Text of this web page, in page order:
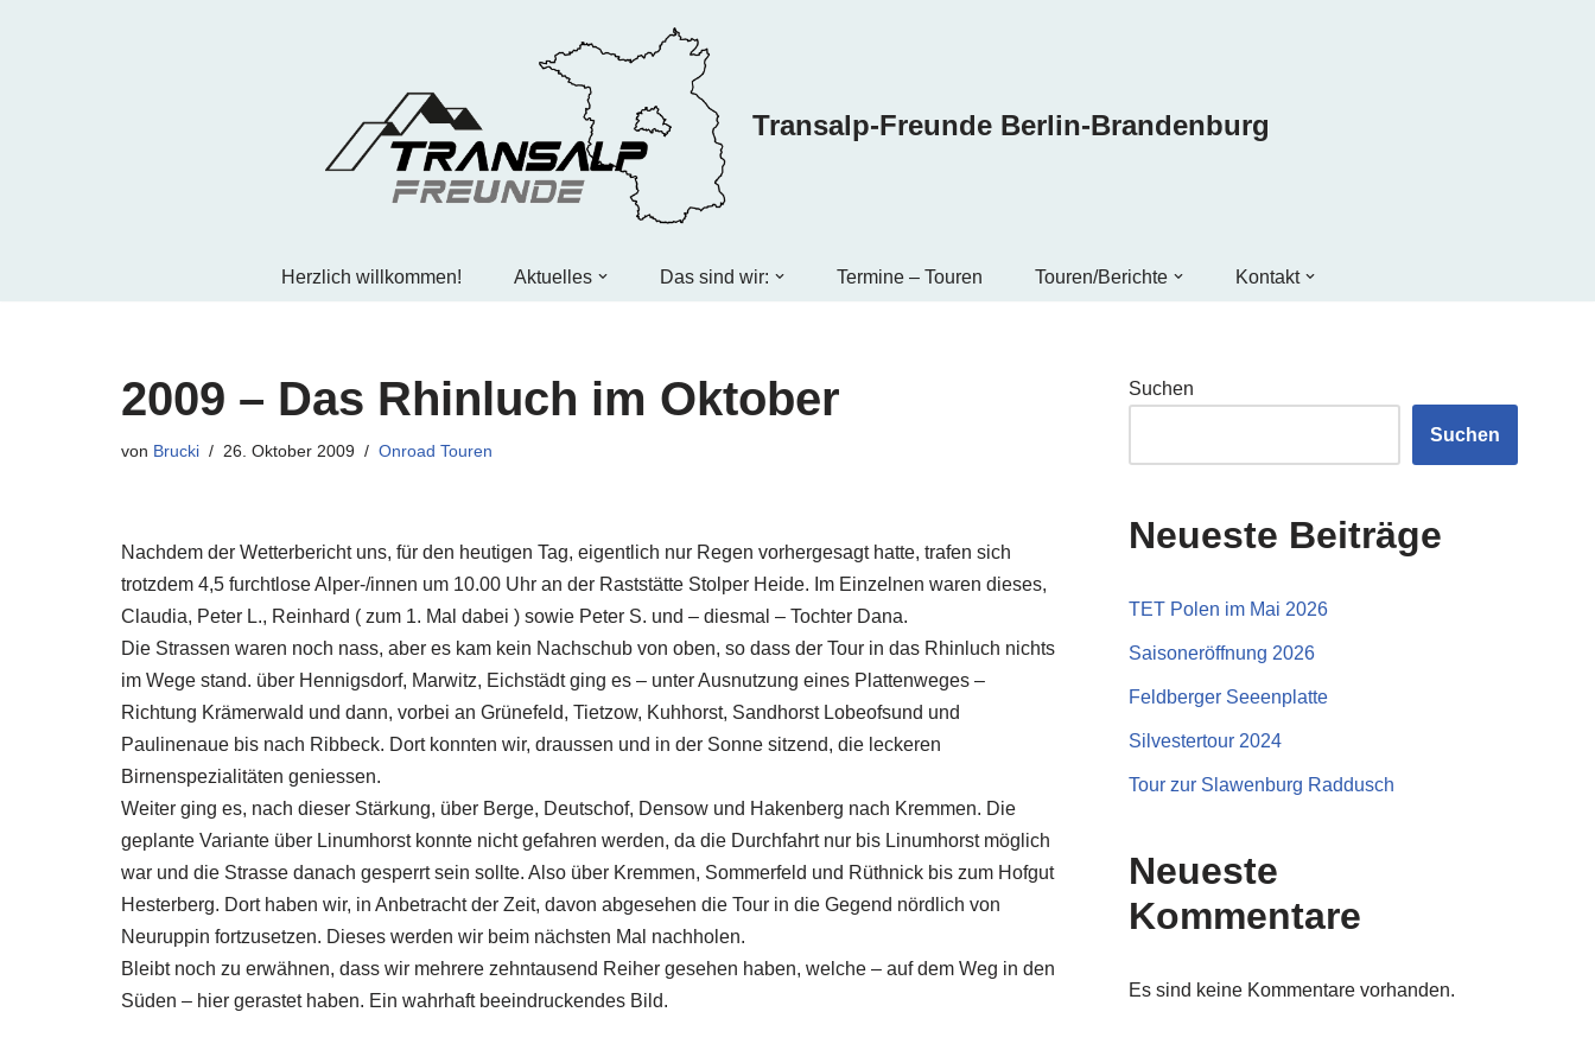
Transalp-Freunde Berlin-Brandenburg
Herzlich willkommen! Aktuelles Das sind wir: Termine – Touren Touren/Berichte Kontakt
2009 – Das Rhinluch im Oktober
von Brucki 26. Oktober 2009 Onroad Touren
Nachdem der Wetterbericht uns, für den heutigen Tag, eigentlich nur Regen vorhergesagt hatte, trafen sich
trotzdem 4,5 furchtlose Alper-/innen um 10.00 Uhr an der Raststätte Stolper Heide. Im Einzelnen waren dieses,
Claudia, Peter L., Reinhard ( zum 1. Mal dabei ) sowie Peter S. und – diesmal – Tochter Dana.
Die Strassen waren noch nass, aber es kam kein Nachschub von oben, so dass der Tour in das Rhinluch nichts
im Wege stand. über Hennigsdorf, Marwitz, Eichstädt ging es – unter Ausnutzung eines Plattenweges –
Richtung Krämerwald und dann, vorbei an Grünefeld, Tietzow, Kuhhorst, Sandhorst Lobeofsund und
Paulinenaue bis nach Ribbeck. Dort konnten wir, draussen und in der Sonne sitzend, die leckeren
Birnenspezialitäten geniessen.
Weiter ging es, nach dieser Stärkung, über Berge, Deutschof, Densow und Hakenberg nach Kremmen. Die
geplante Variante über Linumhorst konnte nicht gefahren werden, da die Durchfahrt nur bis Linumhorst möglich
war und die Strasse danach gesperrt sein sollte. Also über Kremmen, Sommerfeld und Rüthnick bis zum Hofgut
Hesterberg. Dort haben wir, in Anbetracht der Zeit, davon abgesehen die Tour in die Gegend nördlich von
Neuruppin fortzusetzen. Dieses werden wir beim nächsten Mal nachholen.
Bleibt noch zu erwähnen, dass wir mehrere zehntausend Reiher gesehen haben, welche – auf dem Weg in den
Süden – hier gerastet haben. Ein wahrhaft beeindruckendes Bild.
Suchen
Suchen
Neueste Beiträge
TET Polen im Mai 2026
Saisoneröffnung 2026
Feldberger Seeenplatte
Silvestertour 2024
Tour zur Slawenburg Raddusch
Neueste
Kommentare
Es sind keine Kommentare vorhanden.